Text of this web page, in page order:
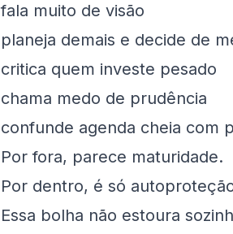
fala muito de visão
planeja demais e decide de
critica quem investe pesado
chama medo de prudência
confunde agenda cheia com
Por fora, parece maturidade.
Por dentro, é só
Essa bolha não estoura